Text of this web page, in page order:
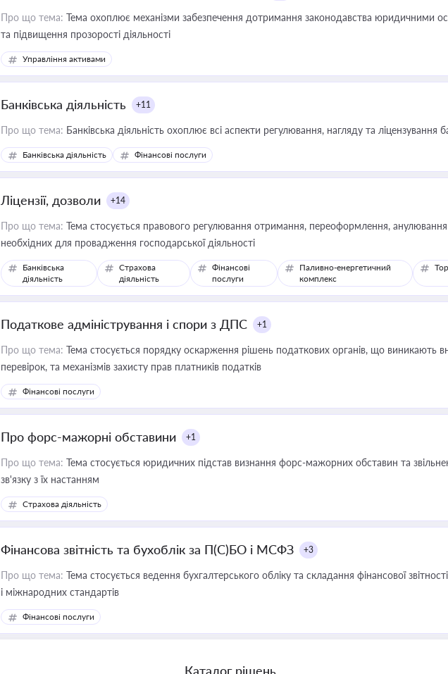
Про що тема: Тема охоплює механізми забезпечення дотримання законодавства юридичними
та підвищення прозорості діяльності
Управління активами
Банківська діяльність +11
Про що тема: Банківська діяльність охоплює всі аспекти регулювання, нагляду та ліцензування
Банківська діяльність Фінансові послуги
Ліцензії, дозволи +14
Про що тема: Тема стосується правового регулювання отримання, переоформлення, анулювання
необхідних для провадження господарської діяльності
Банківська
діяльність
Страхова
діяльність
Фінансові
послуги
Паливно-енергетичний
комплекс
Податкове адміністрування і спори з ДПС +1
Про що тема: Тема стосується порядку оскарження рішень податкових органів, що виникають
перевірок, та механізмів захисту прав платників податків
Фінансові послуги
Про форс-мажорні обставини +1
Про що тема: Тема стосується юридичних підстав визнання форс-мажорних обставин та
зв'язку з їх настанням
Страхова діяльність
Фінансова звітність та бухоблік за П(С)БО і МСФЗ +3
Про що тема: Тема стосується ведення бухгалтерського обліку та складання фінансової
і міжнародних стандартів
Фінансові послуги
Каталог рішень